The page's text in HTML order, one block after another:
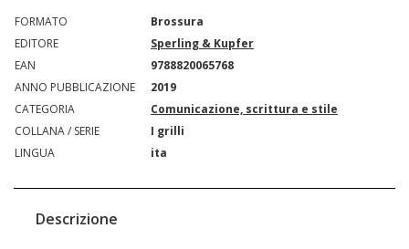
FORMATO
Brossura
EDITORE
Sperling & Kupfer
EAN
9788820065768
ANNO PUBBLICAZIONE
2019
CATEGORIA
Comunicazione, scrittura e stile
COLLANA / SERIE
I grilli
LINGUA
ita
Descrizione